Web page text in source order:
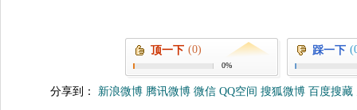
顶一下 (0)
0%
踩一下
分享到： 新浪微博 腾讯微博 微信 QQ空间 搜狐微博 百度搜藏